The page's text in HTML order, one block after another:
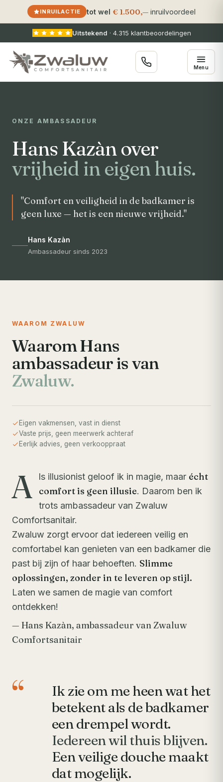
INRUILACTIE tot wel € 1.500,— inruilvoordeel
Uitstekend · 4.315 klantbeoordelingen
Menu
ONZE AMBASSADEUR
Hans Kazàn over
vrijheid in eigen huis.
"Comfort en veiligheid in de badkamer is
geen luxe — het is een nieuwe vrijheid."
Hans Kazàn
Ambassadeur sinds 2023
WAAROM ZWALUW
Waarom Hans
ambassadeur is van
Zwaluw.
Eigen vakmensen, vast in dienst
Vaste prijs, geen meerwerk achteraf
Eerlijk advies, geen verkooppraat
A ls illusionist geloof ik in magie, maar écht
comfort is geen illusie. Daarom ben ik
trots ambassadeur van Zwaluw
Comfortsanitair.
Zwaluw zorgt ervoor dat iedereen veilig en
comfortabel kan genieten van een badkamer die
past bij zijn of haar behoeften. Slimme
oplossingen, zonder in te leveren op stijl.
Laten we samen de magie van comfort
ontdekken!
— Hans Kazàn, ambassadeur van Zwaluw
Comfortsanitair
“
Ik zie om me heen wat het
betekent als de badkamer
een drempel wordt.
Iedereen wil thuis blijven.
Een veilige douche maakt
dat mogelijk.